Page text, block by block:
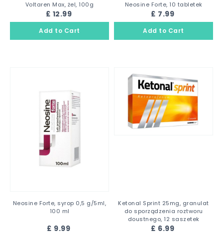
Voltaren Max, żel, 100g
£ 12.99
Neosine Forte, 10 tabletek
£ 7.99
Neosine Forte, syrop 0,5 g/5ml,
100 ml
£ 9.99
Ketonal Sprint 25mg, granulat
do sporządzenia roztworu
doustnego, 12 saszetek
£ 6.99